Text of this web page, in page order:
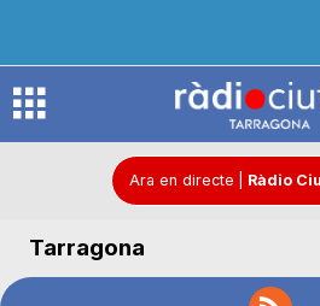
R
d
Ara en directe Ràdio
Tarragona